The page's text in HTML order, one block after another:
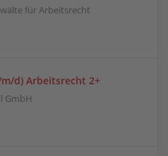
für Arbeitsrecht
d) Arbeitsrecht 2+
GmbH